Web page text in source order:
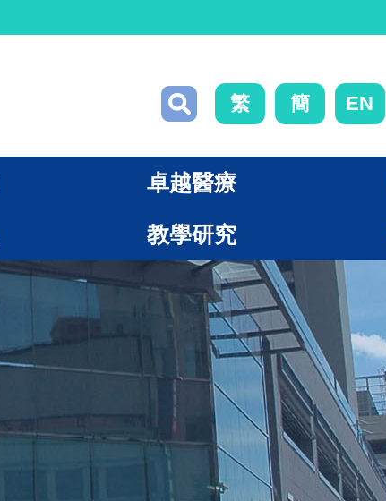
繁 簡 EN
卓越醫療
教學研究